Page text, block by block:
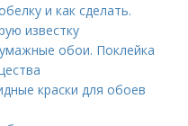
и как сделать.
известку
обои. Поклейка
краски для обоев